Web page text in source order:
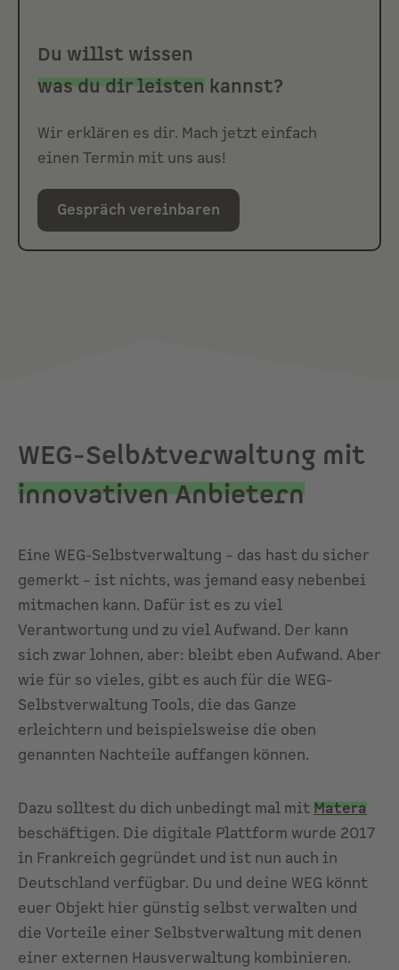
Du willst wissen
was du dir leisten kannst?
Wir erklären es dir. Mach jetzt einfach
einen Termin mit uns aus!
Gespräch vereinbaren
WEG-Selbstverwaltung mit
innovativen Anbietern
Eine WEG-Selbstverwaltung – das hast du sicher
gemerkt – ist nichts, was jemand easy nebenbei
mitmachen kann. Dafür ist es zu viel
Verantwortung und zu viel Aufwand. Der kann
sich zwar lohnen, aber: bleibt eben Aufwand. Aber
wie für so vieles, gibt es auch für die WEG-
Selbstverwaltung Tools, die das Ganze
erleichtern und beispielsweise die oben
genannten Nachteile auffangen können.
Dazu solltest du dich unbedingt mal mitMatera
beschäftigen. Die digitale Plattform wurde 2017
in Frankreich gegründet und ist nun auch in
Deutschland verfügbar. Du und deine WEG könnt
euer Objekt hier günstig selbst verwalten und
die Vorteile einer Selbstverwaltung mit denen
einer externen Hausverwaltung kombinieren.